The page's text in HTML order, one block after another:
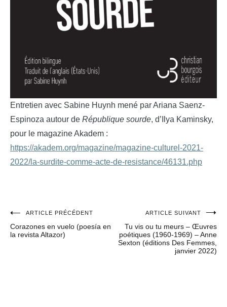
Entretien avec Sabine Huynh mené par Ariana Saenz-
Espinoza autour de République sourde, d’Ilya Kaminsky,
pour le magazine Akadem :
https://akadem.org/magazine/magazine-culturel-2021-
2022/la-surdite-comme-acte-de-resistance/46131.php
Navigation
de
ARTICLE PRÉCÉDENT
Corazones en vuelo (poesía en
la revista Altazor)
ARTICLE SUIVANT
Tu vis ou tu meurs – Œuvres
poétiques (1960-1969) – Anne
Sexton (éditions Des Femmes,
janvier 2022)